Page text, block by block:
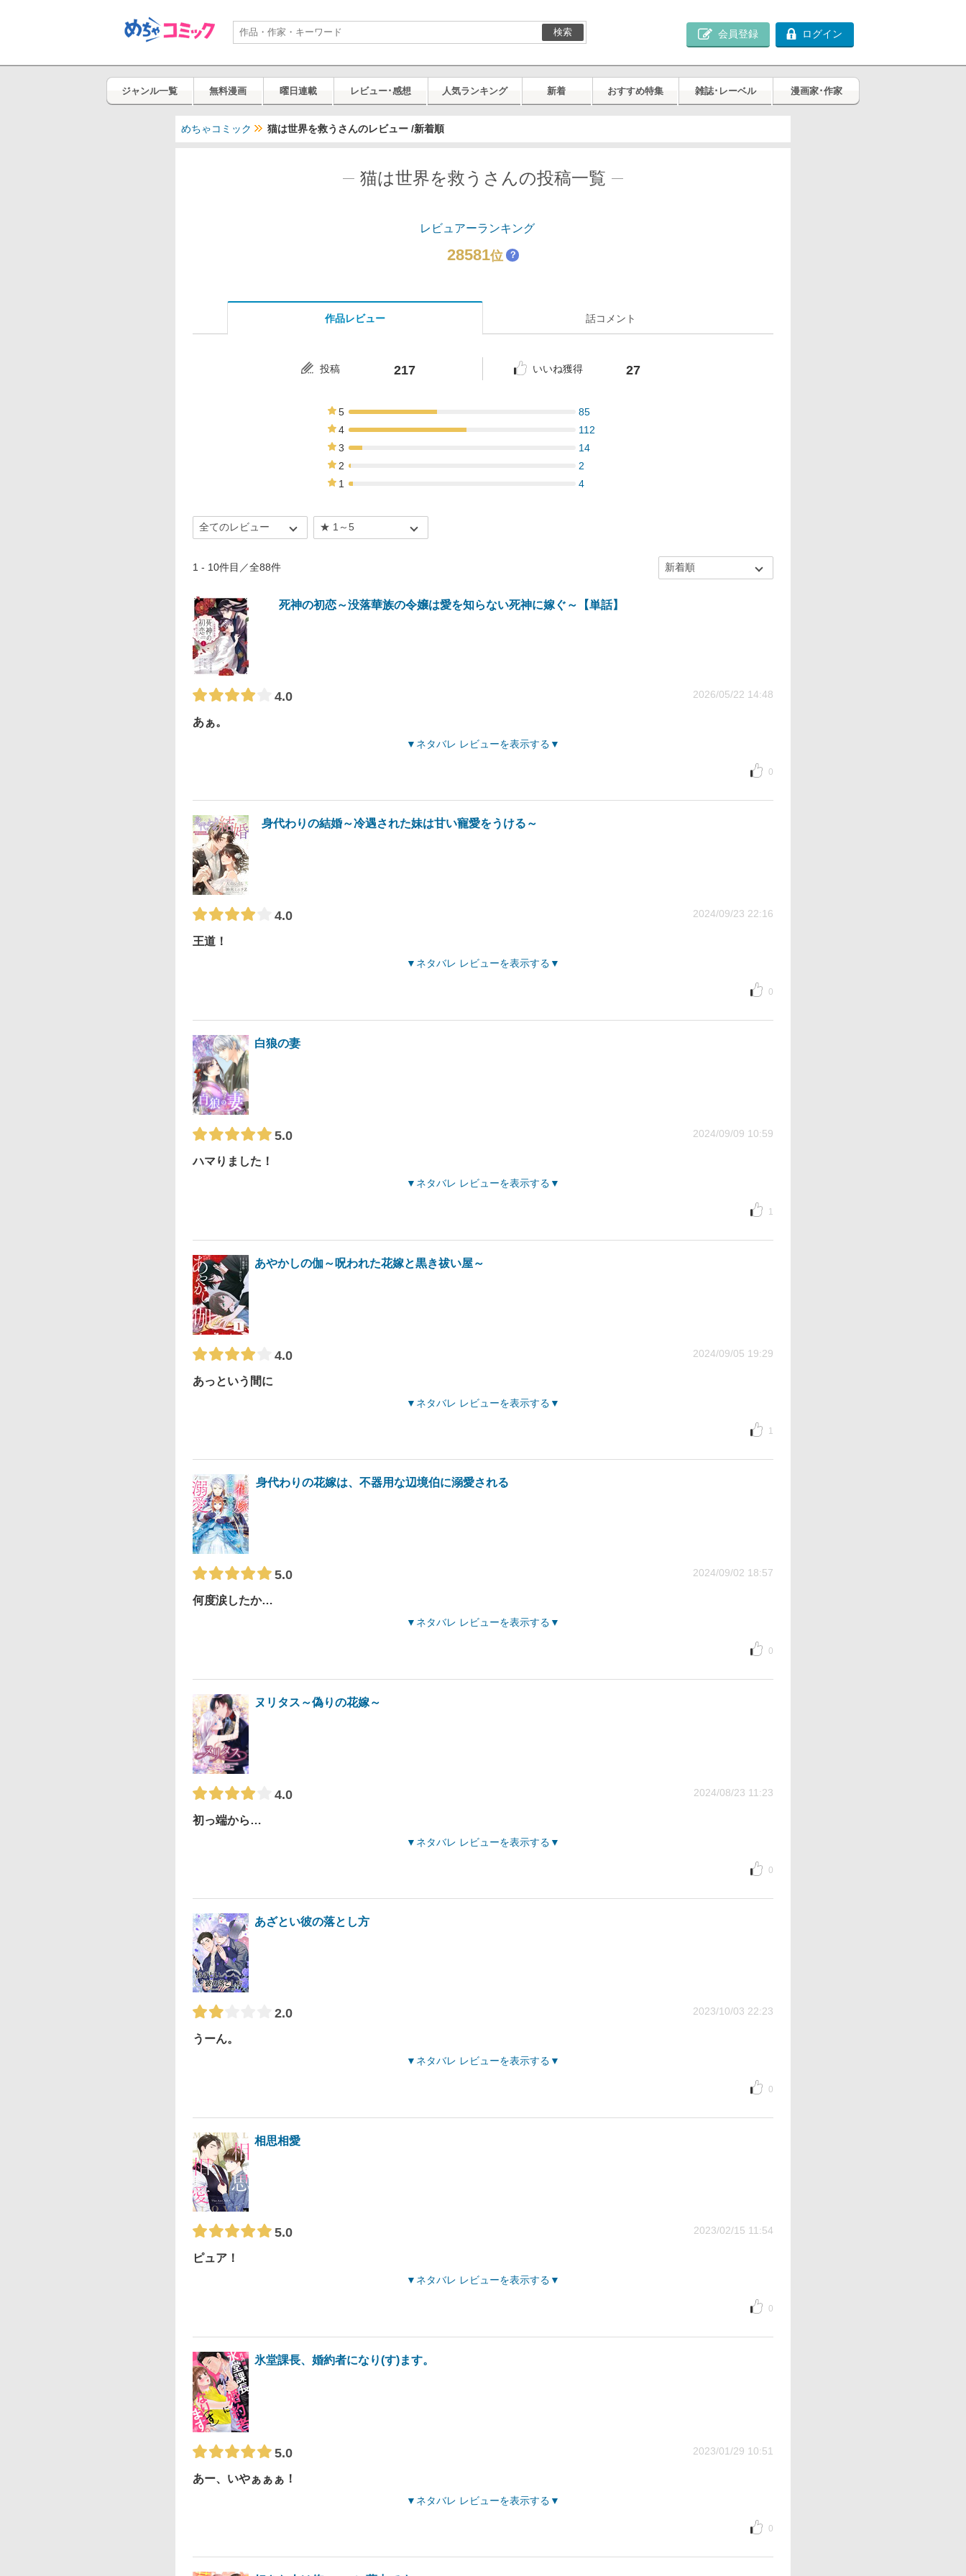
検索 会員登録 ログイン
ジャンル一覧 無料漫画 曜日連載 レビュー･感想 人気ランキング 新着 おすすめ特集 雑誌･レーベル 漫画家･作家
めちゃコミック 猫は世界を救うさんのレビュー /新着順
猫は世界を救うさんの投稿一覧
レビュアーランキング
28581位 ？
作品レビュー 話コメント
投稿 217 いいね獲得 27
5
85
4
112
3
14
2
2
1
4
1 - 10件目／全88件
死神の初恋～没落華族の令嬢は愛を知らない死神に嫁ぐ～【単話】
4.0 2026/05/22 14:48
あぁ。
ネタバレ レビューを表示する
0
身代わりの結婚～冷遇された妹は甘い寵愛をうける～
4.0 2024/09/23 22:16
王道！
ネタバレ レビューを表示する
0
白狼の妻
5.0 2024/09/09 10:59
ハマりました！
ネタバレ レビューを表示する
1
あやかしの伽～呪われた花嫁と黒き祓い屋～
4.0 2024/09/05 19:29
あっという間に
ネタバレ レビューを表示する
1
身代わりの花嫁は、不器用な辺境伯に溺愛される
5.0 2024/09/02 18:57
何度涙したか…
ネタバレ レビューを表示する
0
ヌリタス～偽りの花嫁～
4.0 2024/08/23 11:23
初っ端から…
ネタバレ レビューを表示する
0
あざとい彼の落とし方
2.0 2023/10/03 22:23
うーん。
ネタバレ レビューを表示する
0
相思相愛
5.0 2023/02/15 11:54
ピュア！
ネタバレ レビューを表示する
0
氷堂課長、婚約者になり(す)ます。
5.0 2023/01/29 10:51
あー、いやぁぁぁ！
ネタバレ レビューを表示する
0